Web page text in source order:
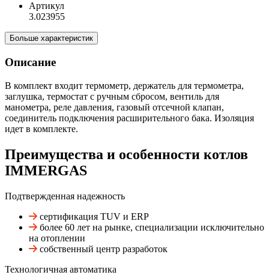
Артикул
3.023955
Больше характеристик
Описание
В комплект входит термометр, держатель для термометра,
заглушка, термостат с ручным сбросом, вентиль для
манометра, реле давления, газовый отсечной клапан,
соединитель подключения расширительного бака. Изоляция
идет в комплекте.
Преимущества и особенности котлов
IMMERGAS
Подтвержденная надежность
сертификация TUV и ERP
более 60 лет на рынке, специализации исключительно
на отоплении
собственный центр разработок
Технологичная автоматика